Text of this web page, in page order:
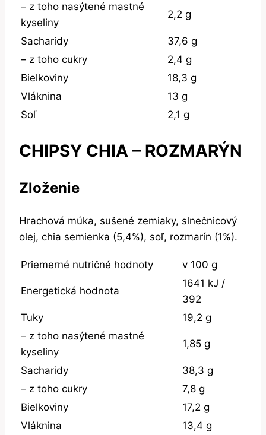
– z toho nasýtené mastné
kyseliny
2,2 g
Sacharidy
37,6 g
– z toho cukry
2,4 g
Bielkoviny
18,3 g
Vláknina
13 g
Soľ
2,1 g
CHIPSY CHIA – ROZMARÝN
Zloženie
Hrachová múka, sušené zemiaky, slnečnicový
olej, chia semienka (5,4%), soľ, rozmarín (1%).
Priemerné nutričné hodnoty v 100 g
Energetická hodnota
1641 kJ /
392
Tuky
19,2 g
– z toho nasýtené mastné
kyseliny
1,85 g
Sacharidy
38,3 g
– z toho cukry
7,8 g
Bielkoviny
17,2 g
Vláknina
13,4 g